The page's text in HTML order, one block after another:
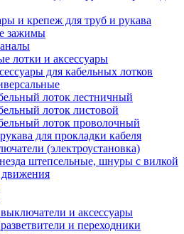
и крепеж для труб и рукава
зажимы
лотки и аксессуары
для кабельных лотков
лоток лестничный
лоток листовой
лоток проволочный
для прокладки кабеля
(электроустановка)
штепсельные, шнуры с вилкой
и аксессуары
и переходники